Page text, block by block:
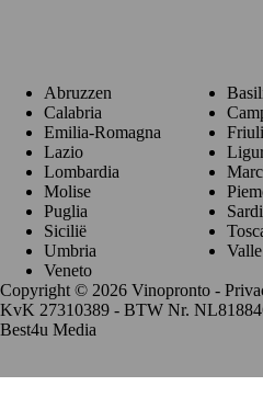
Abruzzen
Calabria
Emilia-Romagna
Lazio
Lombardia
Molise
Puglia
Sicilië
Umbria
Veneto
Copyright © 2026 Vinopronto -
KvK 27310389 - BTW Nr.
Best4u Media